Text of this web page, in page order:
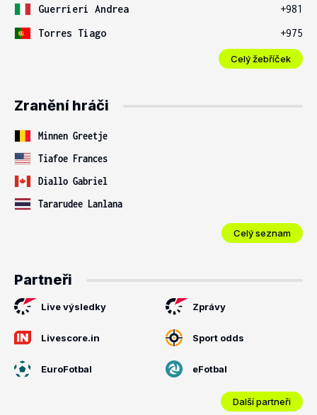
Guerrieri Andrea
+981
Torres Tiago
+975
Celý žebříček
Zranění hráči
Minnen Greetje
Tiafoe Frances
Diallo Gabriel
Tararudee Lanlana
Celý seznam
Partneři
Live výsledky Zprávy
Livescore.in Sport odds
EuroFotbal eFotbal
Další partneři